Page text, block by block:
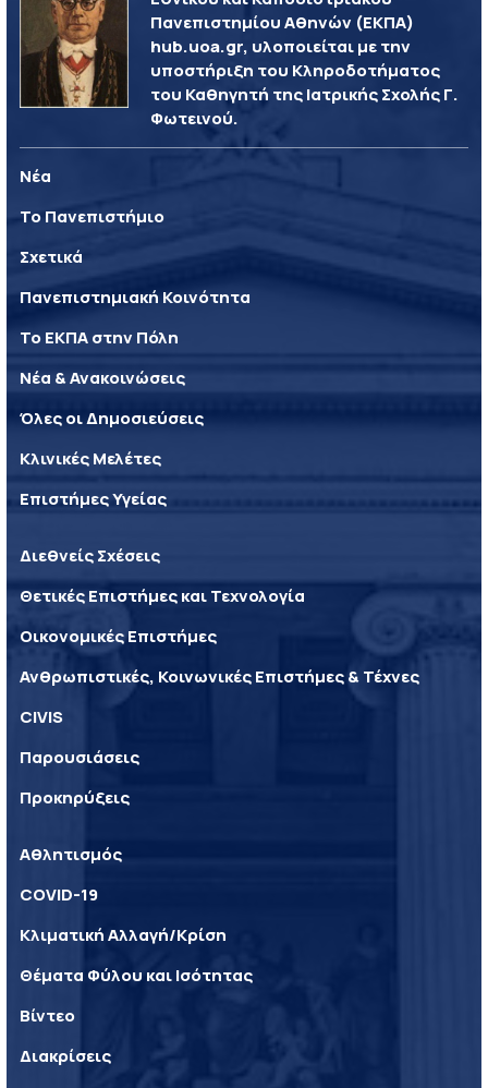
Πανεπιστημίου Αθηνών (ΕΚΠΑ)
hub.uoa.gr, υλοποιείται με την
υποστήριξη του Κληροδοτήματος
του Καθηγητή της Ιατρικής Σχολής Γ.
Φωτεινού.
Νέα
Το Πανεπιστήμιο
Σχετικά
Πανεπιστημιακή Κοινότητα
Το ΕΚΠΑ στην Πόλη
Νέα & Ανακοινώσεις
Όλες οι Δημοσιεύσεις
Κλινικές Μελέτες
Επιστήμες Υγείας
Διεθνείς Σχέσεις
Θετικές Επιστήμες και Τεχνολογία
Οικονομικές Επιστήμες
Ανθρωπιστικές, Κοινωνικές Επιστήμες & Τέχνες
CIVIS
Παρουσιάσεις
Προκηρύξεις
Αθλητισμός
COVID-19
Κλιματική Αλλαγή/Κρίση
Θέματα Φύλου και Ισότητας
Βίντεο
Διακρίσεις